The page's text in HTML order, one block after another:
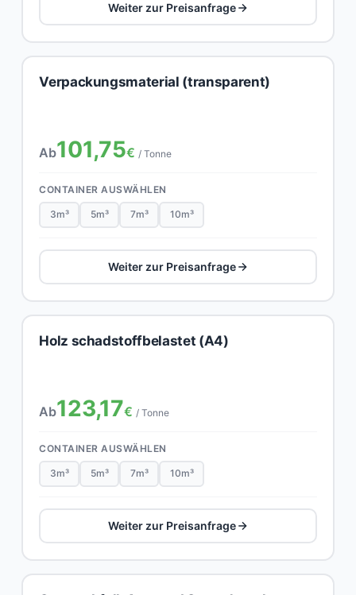
Weiter zur Preisanfrage
Verpackungsmaterial (transparent)
Ab101,75€ / Tonne
CONTAINER AUSWÄHLEN
3m³ 5m³ 7m³ 10m³
Weiter zur Preisanfrage
Holz schadstoffbelastet (A4)
Ab123,17€ / Tonne
CONTAINER AUSWÄHLEN
3m³ 5m³ 7m³ 10m³
Weiter zur Preisanfrage